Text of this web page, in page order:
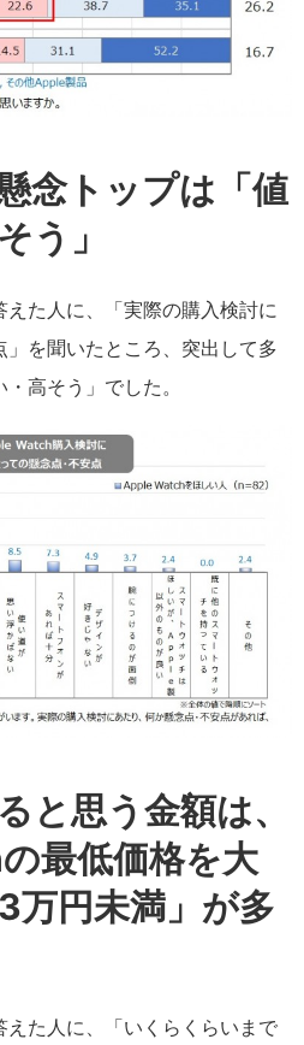
念トップは「値
う」
た人に、「実際の購入検討に
を聞いたところ、突出して多
高そう」でした。
と思う金額は、
最低価格を大
万円未満」が多
た人に、「いくらくらいまで